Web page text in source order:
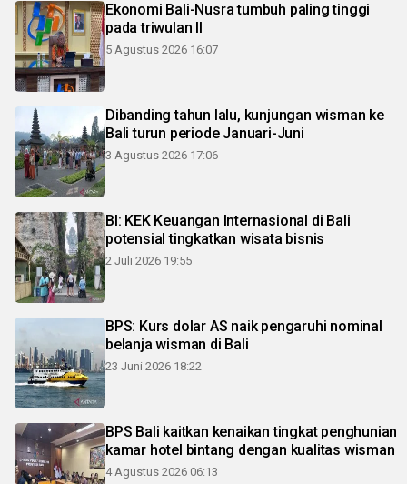
Ekonomi Bali-Nusra tumbuh paling tinggi
pada triwulan II
5 Agustus 2026 16:07
Dibanding tahun lalu, kunjungan wisman ke
Bali turun periode Januari-Juni
3 Agustus 2026 17:06
BI: KEK Keuangan Internasional di Bali
potensial tingkatkan wisata bisnis
2 Juli 2026 19:55
BPS: Kurs dolar AS naik pengaruhi nominal
belanja wisman di Bali
23 Juni 2026 18:22
BPS Bali kaitkan kenaikan tingkat penghunian
kamar hotel bintang dengan kualitas wisman
4 Agustus 2026 06:13